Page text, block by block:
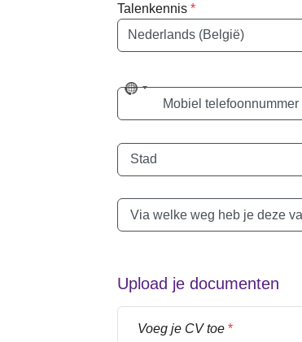
Talenkennis *
Taal
No
countryMobiel telefoonnummer
Stad
Via welke weg heb je deze
Upload je documenten
Voeg je CV toe *